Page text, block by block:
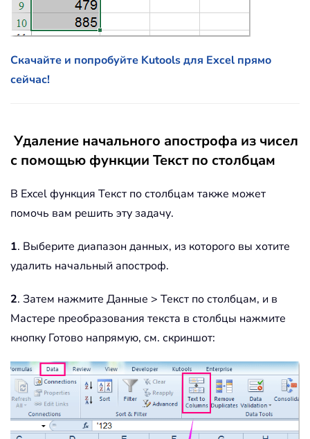
Скачайте и попробуйте Kutools для Excel прямо
сейчас!
Удаление начального апострофа из чисел
с помощью функции Текст по столбцам
В Excel функция Текст по столбцам также может
помочь вам решить эту задачу.
1. Выберите диапазон данных, из которого вы хотите
удалить начальный апостроф.
2. Затем нажмите Данные > Текст по столбцам, и в
Мастере преобразования текста в столбцы нажмите
кнопку Готово напрямую, см. скриншот: